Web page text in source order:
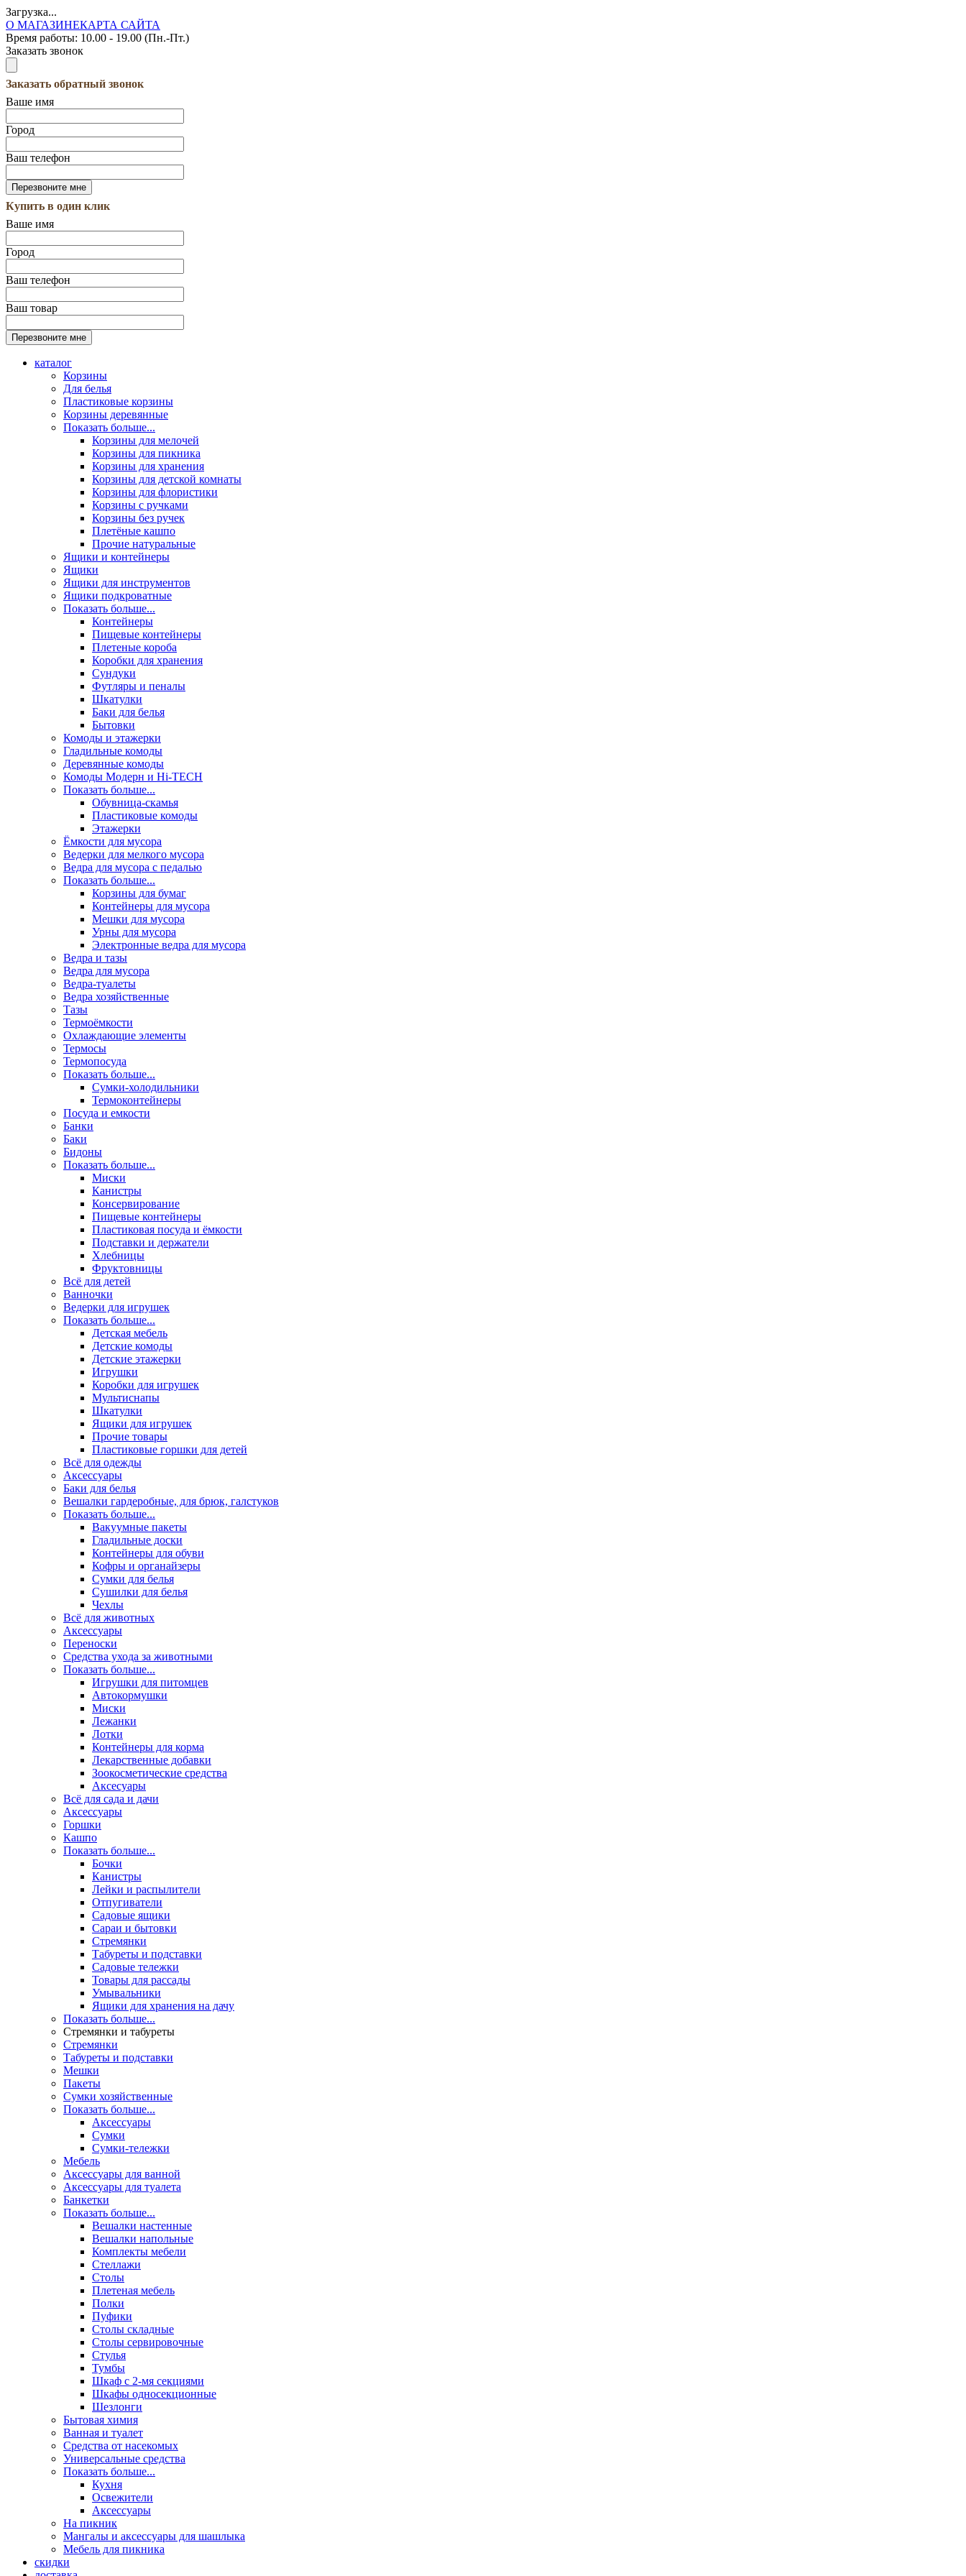
Загрузка...
О МАГАЗИНЕКАРТА САЙТА
Время работы: 10.00 - 19.00 (Пн.-Пт.)
Заказать звонок
Заказать обратный звонок
Ваше имя
Город
Ваш телефон
Купить в один клик
Ваше имя
Город
Ваш телефон
Ваш товар
каталог
Корзины
Для белья
Пластиковые корзины
Корзины деревянные
Показать больше...
Корзины для мелочей
Корзины для пикника
Корзины для хранения
Корзины для детской комнаты
Корзины для флористики
Корзины с ручками
Корзины без ручек
Плетёные кашпо
Прочие натуральные
Ящики и контейнеры
Ящики
Ящики для инструментов
Ящики подкроватные
Показать больше...
Контейнеры
Пищевые контейнеры
Плетеные короба
Коробки для хранения
Сундуки
Футляры и пеналы
Шкатулки
Баки для белья
Бытовки
Комоды и этажерки
Гладильные комоды
Деревянные комоды
Комоды Модерн и Hi-TECH
Показать больше...
Обувница-скамья
Пластиковые комоды
Этажерки
Ёмкости для мусора
Ведерки для мелкого мусора
Ведра для мусора с педалью
Показать больше...
Корзины для бумаг
Контейнеры для мусора
Мешки для мусора
Урны для мусора
Электронные ведра для мусора
Ведра и тазы
Ведра для мусора
Ведра-туалеты
Ведра хозяйственные
Тазы
Термоёмкости
Охлаждающие элементы
Термосы
Термопосуда
Показать больше...
Сумки-холодильники
Термоконтейнеры
Посуда и емкости
Банки
Баки
Бидоны
Показать больше...
Миски
Канистры
Консервирование
Пищевые контейнеры
Пластиковая посуда и ёмкости
Подставки и держатели
Хлебницы
Фруктовницы
Всё для детей
Ванночки
Ведерки для игрушек
Показать больше...
Детская мебель
Детские комоды
Детские этажерки
Игрушки
Коробки для игрушек
Мультиснапы
Шкатулки
Ящики для игрушек
Прочие товары
Пластиковые горшки для детей
Всё для одежды
Аксессуары
Баки для белья
Вешалки гардеробные, для брюк, галстуков
Показать больше...
Вакуумные пакеты
Гладильные доски
Контейнеры для обуви
Кофры и органайзеры
Сумки для белья
Сушилки для белья
Чехлы
Всё для животных
Аксесcуары
Переноски
Средства ухода за животными
Показать больше...
Игрушки для питомцев
Автокормушки
Миски
Лежанки
Лотки
Контейнеры для корма
Лекарственные добавки
Зоокосметические средства
Аксесуары
Всё для сада и дачи
Аксессуары
Горшки
Кашпо
Показать больше...
Бочки
Канистры
Лейки и распылители
Отпугиватели
Садовые ящики
Сараи и бытовки
Стремянки
Табуреты и подставки
Садовые тележки
Товары для рассады
Умывальники
Ящики для хранения на дачу
Показать больше...
Стремянки и табуреты
Стремянки
Табуреты и подставки
Мешки
Пакеты
Сумки хозяйственные
Показать больше...
Аксессуары
Сумки
Сумки-тележки
Мебель
Аксессуары для ванной
Аксессуары для туалета
Банкетки
Показать больше...
Вешалки настенные
Вешалки напольные
Комплекты мебели
Стеллажи
Столы
Плетеная мебель
Полки
Пуфики
Столы складные
Столы сервировочные
Стулья
Тумбы
Шкаф с 2-мя секциями
Шкафы односекционные
Шезлонги
Бытовая химия
Ванная и туалет
Средства от насекомых
Универсальные средства
Показать больше...
Кухня
Освежители
Аксессуары
На пикник
Мангалы и аксессуары для шашлыка
Мебель для пикника
скидки